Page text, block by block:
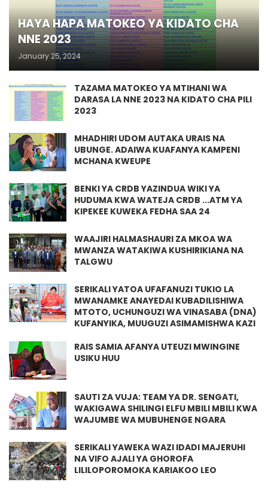
HAYA HAPA MATOKEO YA KIDATO CHA
NNE 2023
January 25, 2024
TAZAMA MATOKEO YA MTIHANI WA
DARASA LA NNE 2023 NA KIDATO CHA PILI
2023
MHADHIRI UDOM AUTAKA URAIS NA
UBUNGE. ADAIWA KUAFANYA KAMPENI
MCHANA KWEUPE
BENKI YA CRDB YAZINDUA WIKI YA
HUDUMA KWA WATEJA CRDB ...ATM YA
KIPEKEE KUWEKA FEDHA SAA 24
WAAJIRI HALMASHAURI ZA MKOA WA
MWANZA WATAKIWA KUSHIRIKIANA NA
TALGWU
SERIKALI YATOA UFAFANUZI TUKIO LA
MWANAMKE ANAYEDAI KUBADILISHIWA
MTOTO, UCHUNGUZI WA VINASABA (DNA)
KUFANYIKA, MUUGUZI ASIMAMISHWA KAZI
RAIS SAMIA AFANYA UTEUZI MWINGINE
USIKU HUU
SAUTI ZA VUJA: TEAM YA DR. SENGATI,
WAKIGAWA SHILINGI ELFU MBILI MBILI KWA
WAJUMBE WA MUBUHENGE NGARA
SERIKALI YAWEKA WAZI IDADI MAJERUHI
NA VIFO AJALI YA GHOROFA
LILILOPOROMOKA KARIAKOO LEO